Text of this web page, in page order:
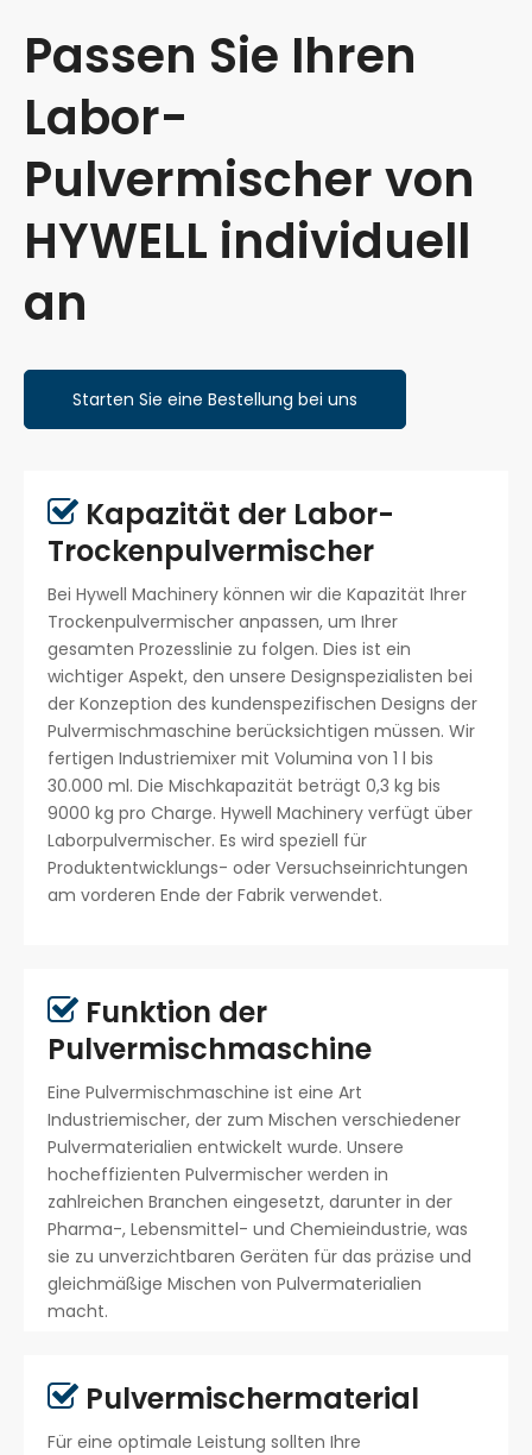
Passen Sie Ihren
Labor-
Pulvermischer von
HYWELL individuell
an
Starten Sie eine Bestellung bei uns
 Kapazität der Labor-
Trockenpulvermischer
Bei Hywell Machinery können wir die Kapazität Ihrer
Trockenpulvermischer anpassen, um Ihrer
gesamten Prozesslinie zu folgen. Dies ist ein
wichtiger Aspekt, den unsere Designspezialisten bei
der Konzeption des kundenspezifischen Designs der
Pulvermischmaschine berücksichtigen müssen. Wir
fertigen Industriemixer mit Volumina von 1 l bis
30.000 ml. Die Mischkapazität beträgt 0,3 kg bis
9000 kg pro Charge. Hywell Machinery verfügt über
Laborpulvermischer. Es wird speziell für
Produktentwicklungs- oder Versuchseinrichtungen
am vorderen Ende der Fabrik verwendet.
 Funktion der
Pulvermischmaschine
Eine Pulvermischmaschine ist eine Art
Industriemischer, der zum Mischen verschiedener
Pulvermaterialien entwickelt wurde. Unsere
hocheffizienten Pulvermischer werden in
zahlreichen Branchen eingesetzt, darunter in der
Pharma-, Lebensmittel- und Chemieindustrie, was
sie zu unverzichtbaren Geräten für das präzise und
gleichmäßige Mischen von Pulvermaterialien
macht.
 Pulvermischermaterial
Für eine optimale Leistung sollten Ihre